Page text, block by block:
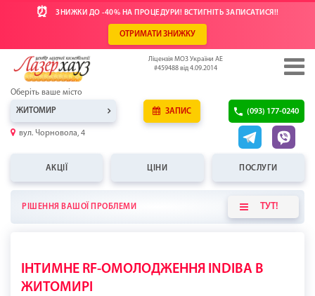
⏰ ЗНИЖКИ ДО -40% НА ПРОЦЕДУРИ! ВСТИГНІТЬ ЗАПИСАТИСЯ!!
ОТРИМАТИ ЗНИЖКУ
Ліцензія МОЗ України АЕ
#459488 від 4.09.2014
Оберіть ваше місто
ЖИТОМИР
вул. Чорновола, 4
ЗАПИС (093) 177-0240
АКЦІЇ ЦІНИ ПОСЛУГИ
РІШЕННЯ ВАШОЇ ПРОБЛЕМИ ТУТ!
ІНТИМНЕ RF-ОМОЛОДЖЕННЯ INDIBA В
ЖИТОМИРІ